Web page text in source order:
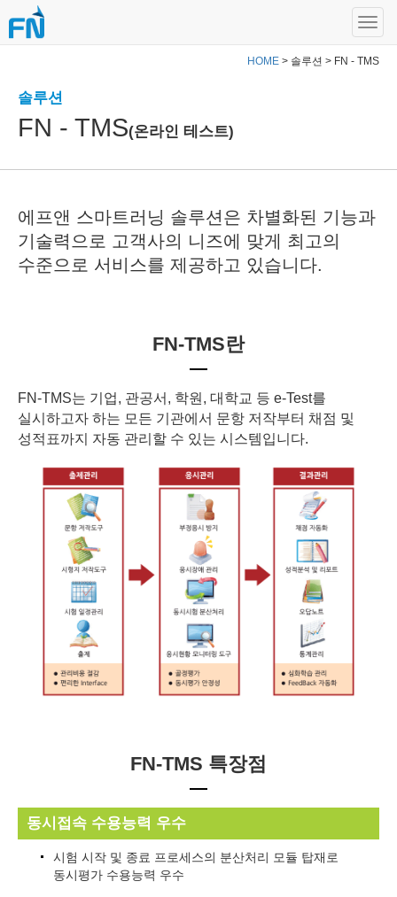
HOME > 솔루션 > FN - TMS
솔루션
FN - TMS(온라인 테스트)
에프앤 스마트러닝 솔루션은 차별화된 기능과
기술력으로 고객사의 니즈에 맞게 최고의
수준으로 서비스를 제공하고 있습니다.
FN-TMS란
FN-TMS는 기업, 관공서, 학원, 대학교 등 e-Test를
실시하고자 하는 모든 기관에서 문항 저작부터 채점 및
성적표까지 자동 관리할 수 있는 시스템입니다.
FN-TMS 특장점
동시접속 수용능력 우수
시험 시작 및 종료 프로세스의 분산처리 모듈 탑재로
동시평가 수용능력 우수